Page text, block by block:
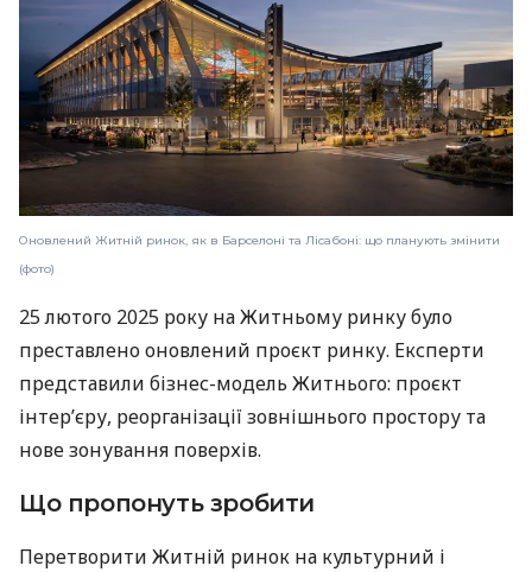
Оновлений Житній ринок, як в Барселоні та Лісабоні: що планують змінити
(фото)
25 лютого 2025 року на Житньому ринку було
преставлено оновлений проєкт ринку. Експерти
представили бізнес-модель Житнього: проєкт
інтер’єру, реорганізації зовнішнього простору та
нове зонування поверхів.
Що пропонуть зробити
Перетворити Житній ринок на культурний і